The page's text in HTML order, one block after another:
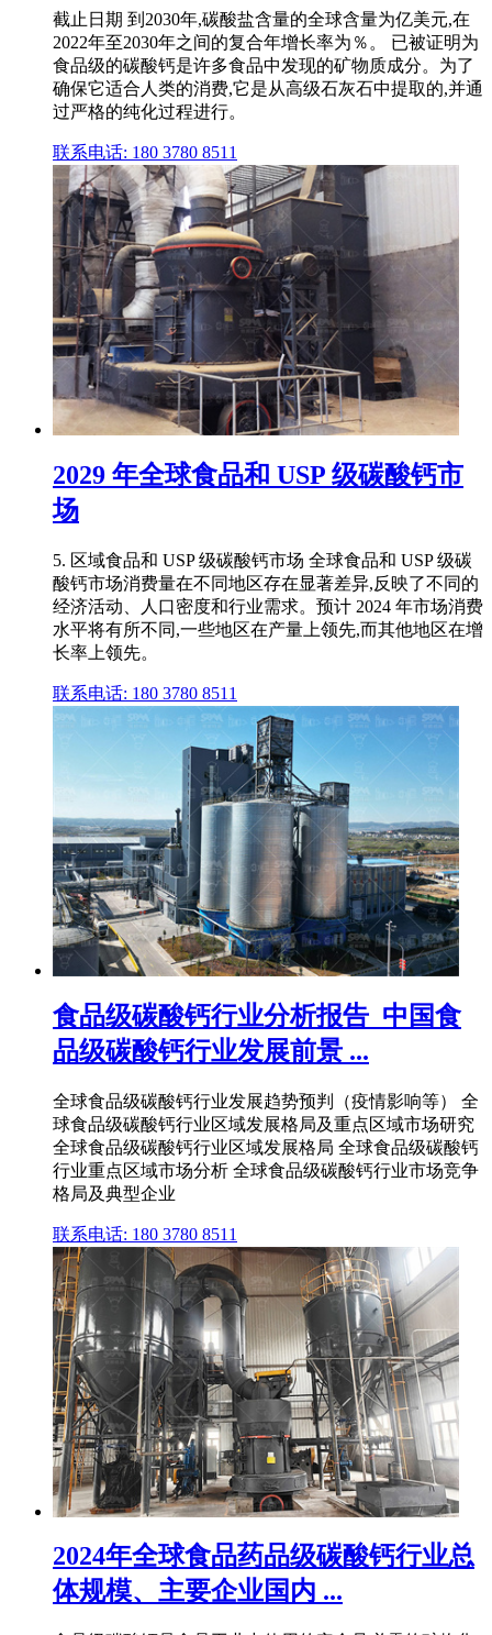
截止日期 到2030年,碳酸盐含量的全球含量为亿美元,在
2022年至2030年之间的复合年增长率为％。 已被证明为
食品级的碳酸钙是许多食品中发现的矿物质成分。为了
确保它适合人类的消费,它是从高级石灰石中提取的,并通
过严格的纯化过程进行。
联系电话: 180 3780 8511
2029 年全球食品和 USP 级碳酸钙市
场
5. 区域食品和 USP 级碳酸钙市场 全球食品和 USP 级碳
酸钙市场消费量在不同地区存在显著差异,反映了不同的
经济活动、人口密度和行业需求。预计 2024 年市场消费
水平将有所不同,一些地区在产量上领先,而其他地区在增
长率上领先。
联系电话: 180 3780 8511
食品级碳酸钙行业分析报告_中国食
品级碳酸钙行业发展前景 ...
全球食品级碳酸钙行业发展趋势预判（疫情影响等） 全
球食品级碳酸钙行业区域发展格局及重点区域市场研究
全球食品级碳酸钙行业区域发展格局 全球食品级碳酸钙
行业重点区域市场分析 全球食品级碳酸钙行业市场竞争
格局及典型企业
联系电话: 180 3780 8511
2024年全球食品药品级碳酸钙行业总
体规模、主要企业国内 ...